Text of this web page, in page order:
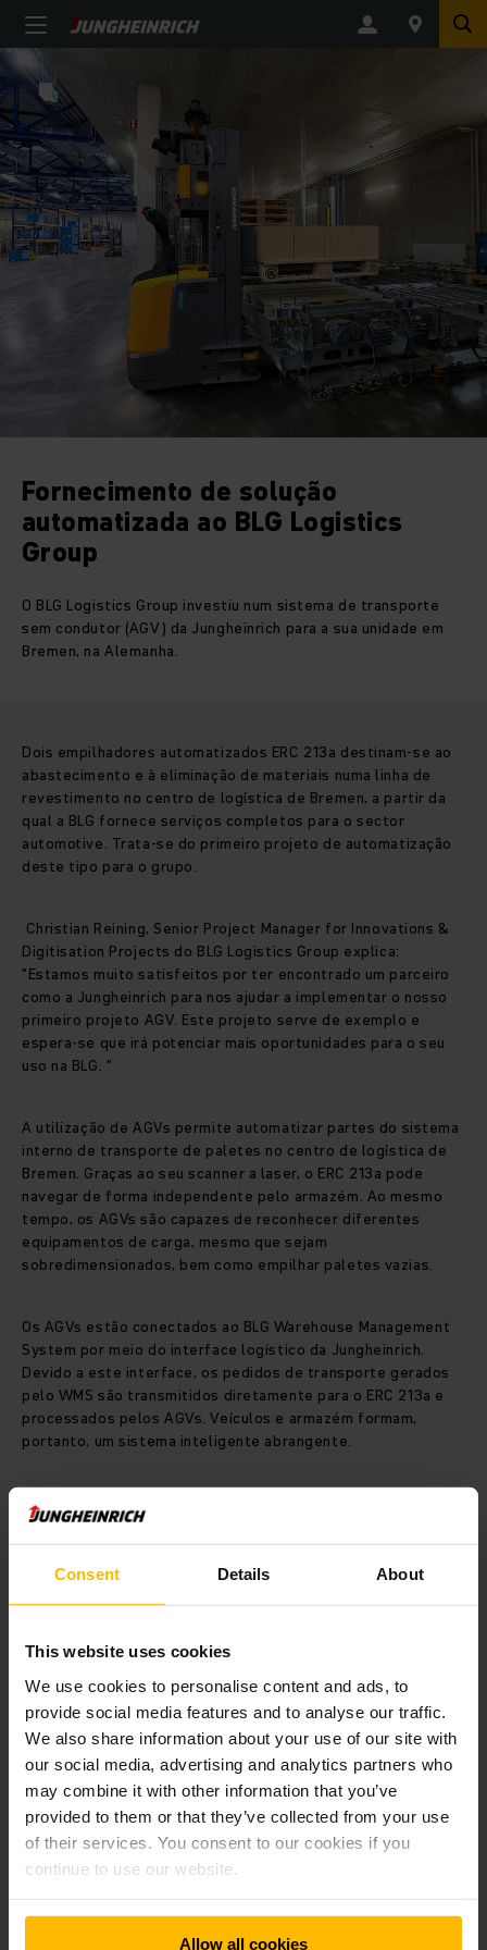
Consent Details About
This website uses cookies
We use cookies to personalise content and ads, to
provide social media features and to analyse our traffic.
We also share information about your use of our site with
our social media, advertising and analytics partners who
may combine it with other information that you’ve
provided to them or that they’ve collected from your use
of their services. You consent to our cookies if you
continue to use our website.
Allow all cookies
Fornecimento de solução
automatizada ao BLG Logistics
Group
O BLG Logistics Group investiu num sistema de transporte
sem condutor (AGV) da Jungheinrich para a sua unidade em
Bremen, na Alemanha.
Dois empilhadores automatizados ERC 213a destinam-se ao
abastecimento e à eliminação de materiais numa linha de
revestimento no centro de logística de Bremen, a partir da
qual a BLG fornece serviços completos para o sector
automotive. Trata-se do primeiro projeto de automatização
deste tipo para o grupo.
Christian Reining, Senior Project Manager for Innovations &
Digitisation Projects do BLG Logistics Group explica:
"Estamos muito satisfeitos por ter encontrado um parceiro
como a Jungheinrich para nos ajudar a implementar o nosso
primeiro projeto AGV. Este projeto serve de exemplo e
espera-se que irá potenciar mais oportunidades para o seu
uso na BLG. "
A utilização de AGVs permite automatizar partes do sistema
interno de transporte de paletes no centro de logística de
Bremen. Graças ao seu scanner a laser, o ERC 213a pode
navegar de forma independente pelo armazém. Ao mesmo
tempo, os AGVs são capazes de reconhecer diferentes
equipamentos de carga, mesmo que sejam
sobredimensionados, bem como empilhar paletes vazias.
Os AGVs estão conectados ao BLG Warehouse Management
System por meio do interface logístico da Jungheinrich.
Devido a este interface, os pedidos de transporte gerados
pelo WMS são transmitidos diretamente para o ERC 213a e
processados pelos AGVs. Veículos e armazém formam,
portanto, um sistema inteligente abrangente.
"Os sistemas de AGV estão no centro da intralogística
automatizada. Com base nos empilhadores da Jungheinrich
testados e aprovados, que são complementados por
componentes de automação e controlados por software
movimentação de forma particularmente segura e eficiente
", diz Gregor Ringwelsky, Key Account Manager da
Jungheinrich.
O ERC 213a é o modelo mais recente do portfólio de AGVs da
Jungheinrich. Com o seu design compacto, o empilhador
automático é especialmente projetado para processos de
transporte em espaços confinados. Equipados com a mais
recente tecnologia de iões de lítio, os AGVs podem operar
com uma capacidade total de/até oito horas. A bateria é